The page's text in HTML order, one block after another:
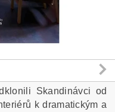
Skandinávci od
k dramatickým a